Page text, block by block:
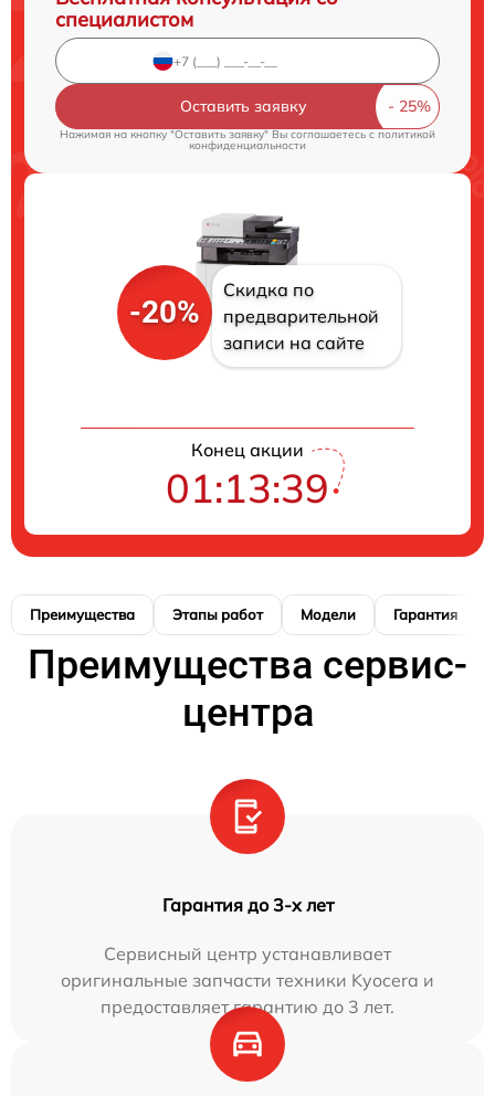
специалистом
Оставить заявку
Нажимая на кнопку "Оставить заявку" Вы соглашаетесь c политикой
конфиденциальности
-20%
Скидка по
предварительной
записи на сайте
Конец акции
01:13:39
Преимущества Этапы работ Модели Гарантия
Преимущества сервис-
центра
Гарантия до 3-х лет
Сервисный центр устанавливает
оригинальные запчасти техники Kyocera и
предоставляет гарантию до 3 лет.